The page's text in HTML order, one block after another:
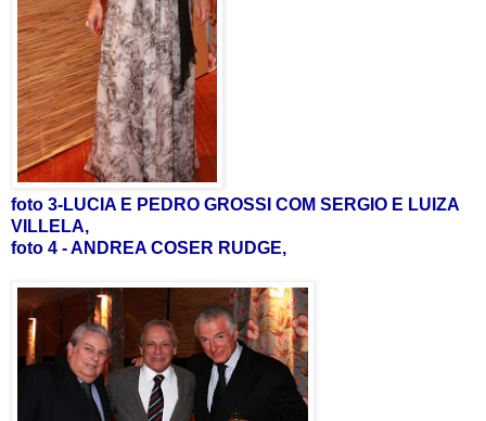
foto 3-LUCIA E PEDRO GROSSI COM SERGIO E LUIZA
VILLELA,
foto 4 - ANDREA COSER RUDGE,